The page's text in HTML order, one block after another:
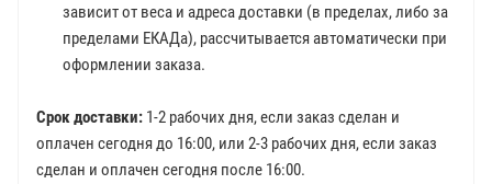
зависит от веса и адреса доставки (в пределах, либо за
пределами ЕКАДа), рассчитывается автоматически при
оформлении заказа.
Срок доставки: 1-2 рабочих дня, если заказ сделан и
оплачен сегодня до 16:00, или 2-3 рабочих дня, если заказ
сделан и оплачен сегодня после 16:00.